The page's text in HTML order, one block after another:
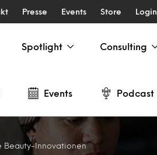
Presse Events Store Login
Spotlight Consulting
Events Podcast
Beauty-Innovationen